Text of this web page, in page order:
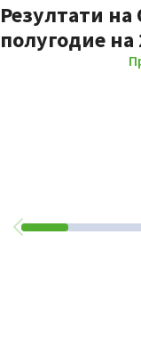
Резултати на
полугодие на